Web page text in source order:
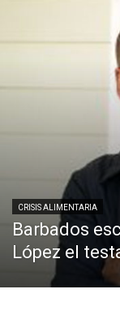
CRISIS ALIMENTARIA
Barbados
López el